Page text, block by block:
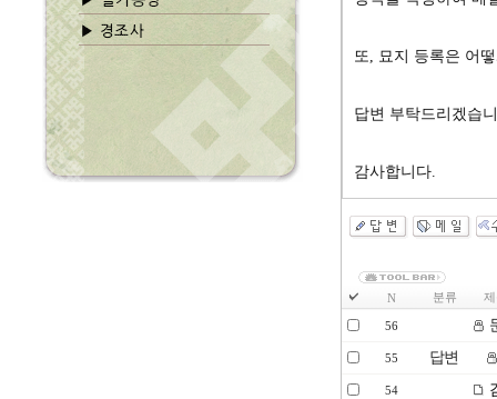
또, 묘지 등록은 어
답변 부탁드리겠습
감사합니다.
N 분류 제
56
55 답변
54